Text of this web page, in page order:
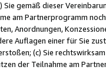
Sie gemäß dieser
am Partnerprogramm
Anordnungen,
Auflagen einer für Sie
(c) Sie
der Teilnahme am